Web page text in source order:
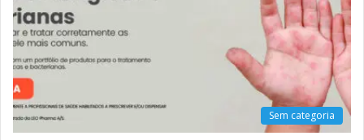
Sem categoria